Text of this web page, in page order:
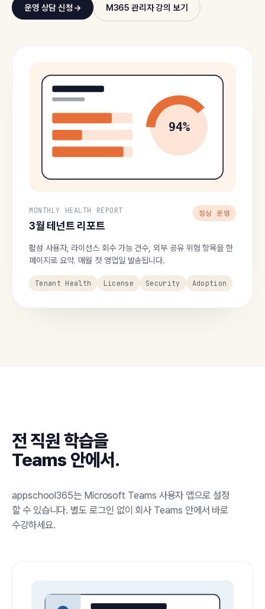
운영 상담 신청→ M365 관리자 강의 보기
94%
MONTHLY HEALTH REPORT
3월 테넌트 리포트
정상 운영
활성 사용자, 라이선스 회수 가능 건수, 외부 공유 위험 항목을 한
페이지로 요약. 매월 첫 영업일 발송됩니다.
Tenant Health License Security Adoption
전 직원 학습을
Teams 안에서.
appschool365는 Microsoft Teams 사용자 앱으로 설정
할 수 있습니다. 별도 로그인 없이 회사 Teams 안에서 바로
수강하세요.